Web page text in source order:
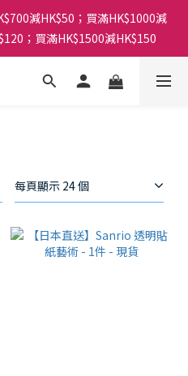
減HK$50；買滿HK$1000減
；買滿HK$1500減HK$150
每頁顯示 24 個